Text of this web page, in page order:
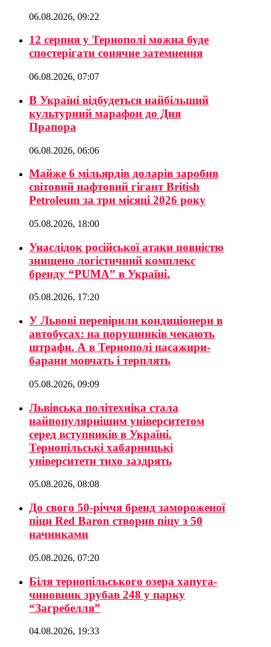
06.08.2026, 09:22
12 серпня у Тернополі можна буде
спостерігати сонячне затемнення
06.08.2026, 07:07
В Україні відбудеться найбільший
культурний марафон до Дня
Прапора
06.08.2026, 06:06
Майже 6 мільярдів доларів заробив
світовий нафтовий гігант British
Petroleum за три місяці 2026 року
05.08.2026, 18:00
Унаслідок російської атаки повністю
знищено логістичний комплекс
бренду “PUMA” в Україні.
05.08.2026, 17:20
У Львові перевірили кондиціонери в
автобусах: на порушників чекають
штрафи. А в Тернополі пасажири-
барани мовчать і терплять
05.08.2026, 09:09
Львівська політехніка стала
найпопулярнішим університетом
серед вступників в Україні.
Тернопільські хабарницькі
університети тихо заздрять
05.08.2026, 08:08
До свого 50-річчя бренд замороженої
піци Red Baron створив піцу з 50
начинками
05.08.2026, 07:20
Біля тернопільського озера хапуга-
чиновник зрубав 248 у парку
“Загребелля”
04.08.2026, 19:33